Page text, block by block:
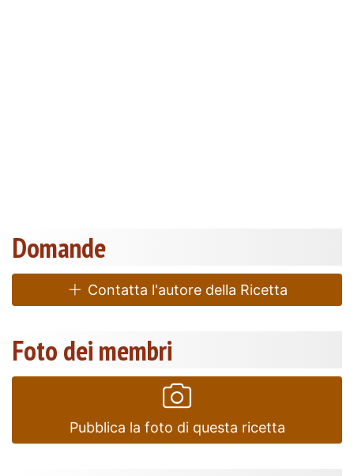
Domande
Contatta l'autore della Ricetta
Foto dei membri
Pubblica la foto di questa ricetta